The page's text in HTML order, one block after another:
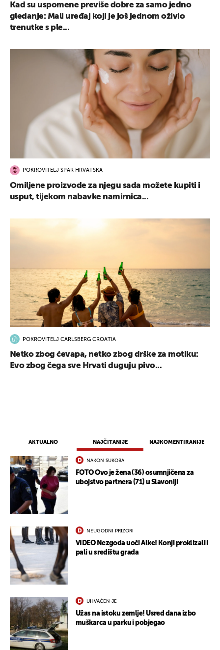
AKTUALNO NAJČITANIJE NAJKOMENTIRANIJE
NAKON SUKOBA
FOTO Ovo je žena (36) osumnjičena za
ubojstvo partnera (71) u Slavoniji
NEUGODNI PRIZORI
VIDEO Nezgoda uoči Alke! Konji proklizali i
pali u središtu grada
UHVAĆEN JE
Užas na istoku zemlje! Usred dana izbo
muškarca u parku i pobjegao
Kad su uspomene previše dobre za samo jedno
gledanje: Mali uređaj koji je još jednom oživio
trenutke s ple...
POKROVITELJ SPAR HRVATSKA
Omiljene proizvode za njegu sada možete kupiti i
usput, tijekom nabavke namirnica...
POKROVITELJ CARLSBERG CROATIA
Netko zbog ćevapa, netko zbog drške za motiku:
Evo zbog čega sve Hrvati duguju pivo...